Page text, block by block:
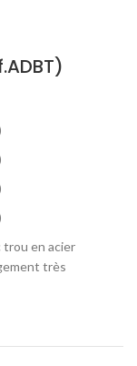
trou en acier
très